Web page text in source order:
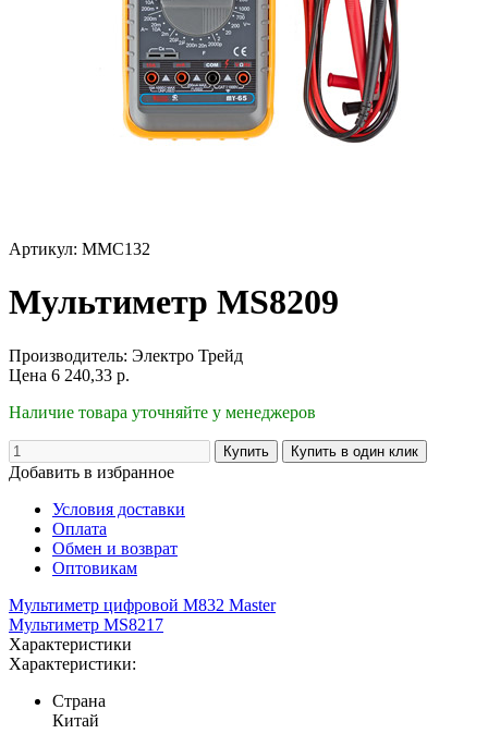
Артикул: MMC132
Мультиметр MS8209
Производитель: Электро Трейд
Цена 6 240,33 р.
Наличие товара уточняйте у менеджеров
Добавить в избранное
Условия доставки
Оплата
Обмен и возврат
Оптовикам
Мультиметр цифровой M832 Master
Мультиметр MS8217
Характеристики
Характеристики:
Страна
Китай